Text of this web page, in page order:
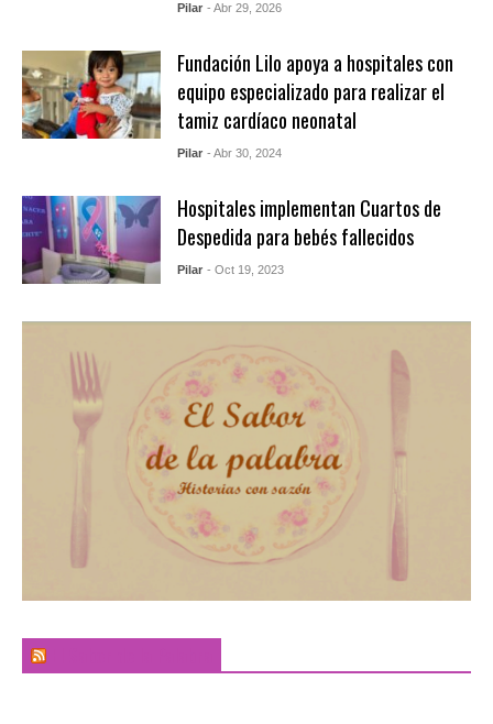
Pilar - Abr 29, 2026
Fundación Lilo apoya a hospitales con
equipo especializado para realizar el
tamiz cardíaco neonatal
Pilar - Abr 30, 2024
Hospitales implementan Cuartos de
Despedida para bebés fallecidos
Pilar - Oct 19, 2023